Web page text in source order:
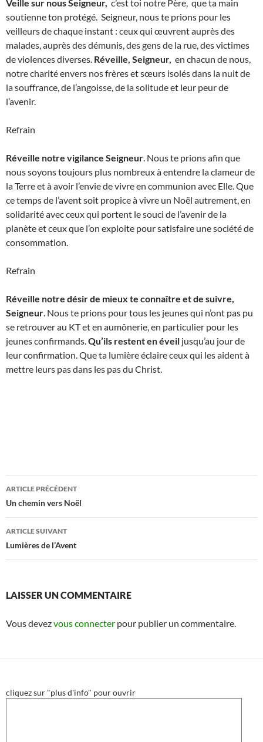
Veille sur nous Seigneur, c’est toi notre Père, que ta main
soutienne ton protégé. Seigneur, nous te prions pour les
veilleurs de chaque instant : ceux qui œuvrent auprès des
malades, auprès des démunis, des gens de la rue, des victimes
de violences diverses. Réveille, Seigneur, en chacun de nous,
notre charité envers nos frères et sœurs isolés dans la nuit de
la souffrance, de l’angoisse, de la solitude et leur peur de
l’avenir.
Refrain
Réveille notre vigilance Seigneur . Nous te prions afin que
nous soyons toujours plus nombreux à entendre la clameur de
la Terre et à avoir l’envie de vivre en communion avec Elle. Que
ce temps de l’avent soit propice à vivre un Noël autrement, en
solidarité avec ceux qui portent le souci de l’avenir de la
planète et ceux que l’on exploite pour satisfaire une société de
consommation.
Refrain
Réveille notre désir de mieux te connaître et de suivre,
Seigneur . Nous te prions pour tous les jeunes qui n’ont pas pu
se retrouver au KT et en aumônerie, en particulier pour les
jeunes confirmands. Qu’ils restent en éveil jusqu’au jour de
leur confirmation. Que ta lumière éclaire ceux qui les aident à
mettre leurs pas dans les pas du Christ.
Navigation
des
articles
ARTICLE PRÉCÉDENT
Un chemin vers Noël
ARTICLE SUIVANT
Lumières de l’Avent
LAISSER UN COMMENTAIRE
Vous devezvous connecter pour publier un commentaire.
cliquez sur "plus d'info" pour ouvrir